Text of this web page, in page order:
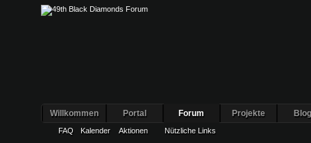
Willkommen Portal Forum
FAQ Kalender Aktionen Nützliche Links
Projekte